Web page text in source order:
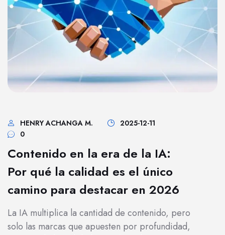
HENRY ACHANGA M.
2025-12-11
0
Contenido en la era de la IA:
Por qué la calidad es el único
camino para destacar en 2026
La IA multiplica la cantidad de contenido, pero
solo las marcas que apuesten por profundidad,